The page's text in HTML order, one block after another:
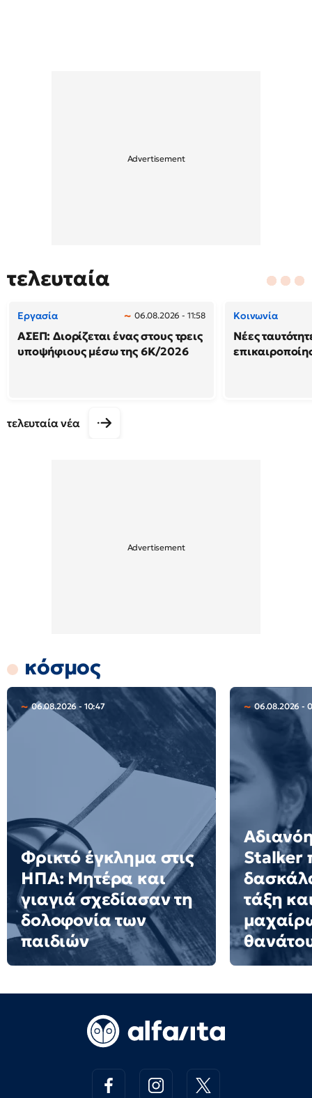
τελευταία
Εργασία 06.08.2026 - 11:58
ΑΣΕΠ: Διορίζεται ένας στους τρεις
υποψήφιους μέσω της 6Κ/2026
Κοινωνία
Νέες
τελευταία νέα
κόσμος
06.08.2026 - 10:47
Φρικτό έγκλημα στις
ΗΠΑ: Μητέρα και
γιαγιά σχεδίασαν τη
δολοφονία των
παιδιών
06.08.2026 -
Stalker
τάξη